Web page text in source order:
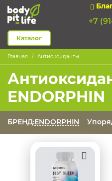
+7
Каталог
Главная Антиоксиданты
ENDORPHIN
БРЕНД:ENDORPHIN